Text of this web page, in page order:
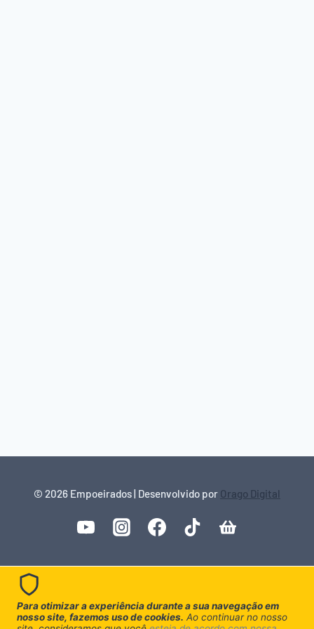
© 2026 Empoeirados | Desenvolvido por Orago Digital
Para otimizar a experiência durante a sua navegação em
nosso site, fazemos uso de cookies. Ao continuar no nosso